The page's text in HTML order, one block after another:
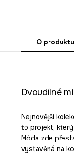
O produktu
Dvoudílné
Nejnovější
to projekt, který
Móda zde
vystavěná na